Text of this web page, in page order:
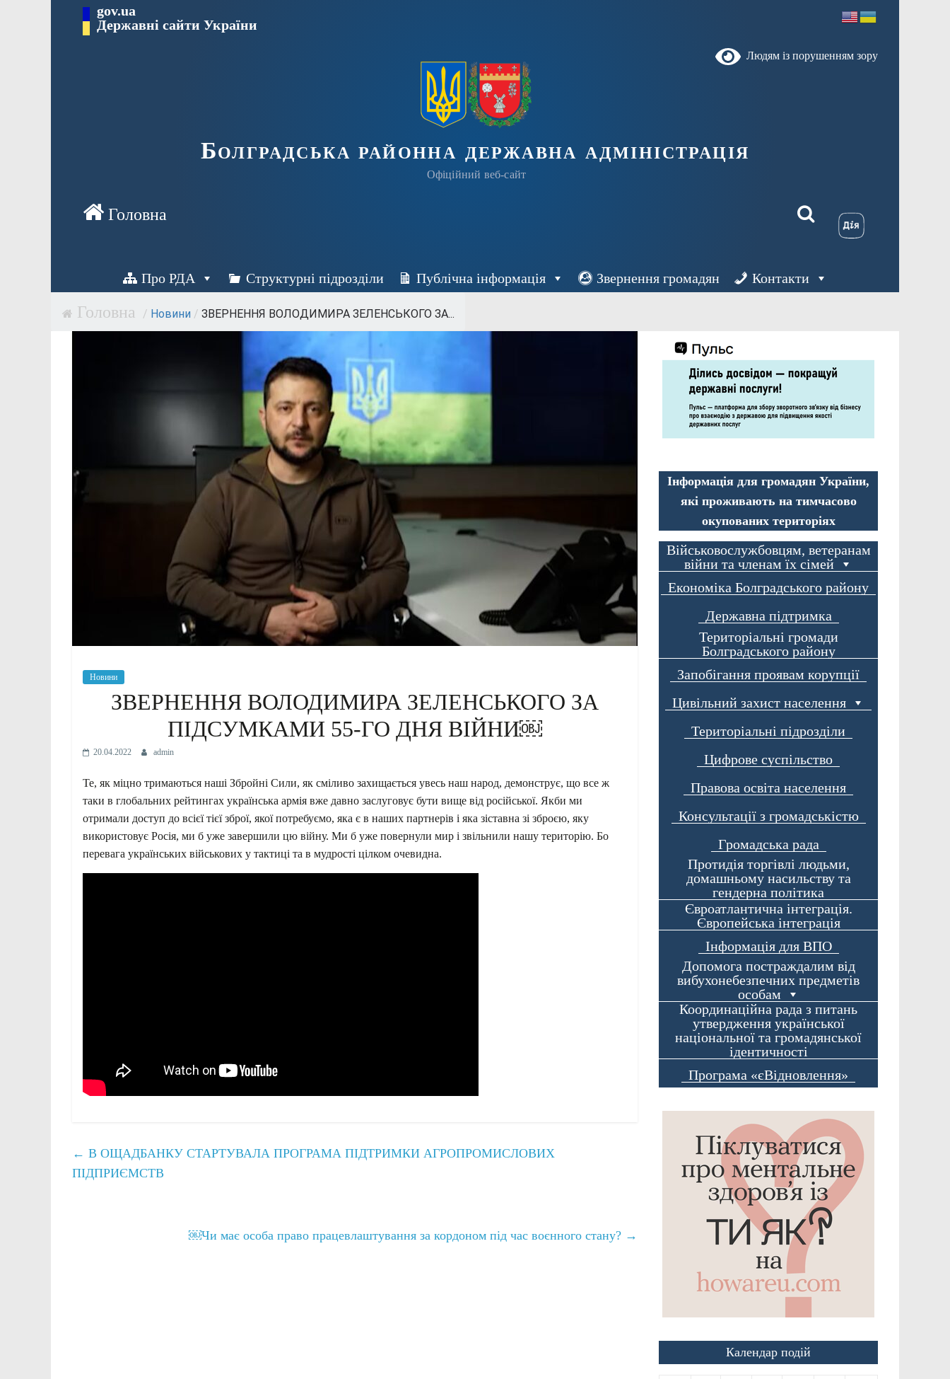
Перейти gov.ua
Державні сайти України
Людям із порушенням зору
Болградська районна державна адміністрація
Офіційний веб-сайт
Про РДА Структурні підрозділи Публічна інформація Звернення громадян Контакти
/ Новини / ЗВЕРНЕННЯ ВОЛОДИМИРА ЗЕЛЕНСЬКОГО ЗА...
Новини
ЗВЕРНЕННЯ ВОЛОДИМИРА ЗЕЛЕНСЬКОГО ЗА
ПІДСУМКАМИ 55-ГО ДНЯ ВІЙНИ￼
20.04.2022 admin
Те, як міцно тримаються наші Збройні Сили, як сміливо захищається увесь наш народ, демонструє, що все ж
таки в глобальних рейтингах українська армія вже давно заслуговує бути вище від російської. Якби ми
отримали доступ до всієї тієї зброї, якої потребуємо, яка є в наших партнерів і яка зіставна зі зброєю, яку
використовує Росія, ми б уже завершили цю війну. Ми б уже повернули мир і звільнили нашу територію. Бо
перевага українських військових у тактиці та в мудрості цілком очевидна.
← В ОЩАДБАНКУ СТАРТУВАЛА ПРОГРАМА ПІДТРИМКИ АГРОПРОМИСЛОВИХ
ПІДПРИЄМСТВ
￼Чи має особа право працевлаштування за кордоном під час воєнного стану? →
Інформація для громадян України,
які проживають на тимчасово
окупованих територіях
Військовослужбовцям, ветеранам
війни та членам їх сімей
Економіка Болградського району
Державна підтримка
Територіальні громади
Болградського району
Запобігання проявам корупції
Цивільний захист населення
Територіальні підрозділи
Цифрове суспільство
Правова освіта населення
Консультації з громадськістю
Громадська рада
Протидія торгівлі людьми,
домашньому насильству та
гендерна політика
Євроатлантична інтеграція.
Європейська інтеграція
Інформація для ВПО
Допомога постраждалим від
вибухонебезпечних предметів
особам
Координаційна рада з питань
утвердження української
національної та громадянської
ідентичності
Програма «єВідновлення»
Календар подій